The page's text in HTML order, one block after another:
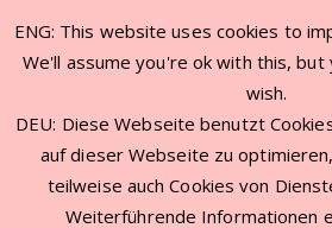
ENG: This website uses cookies to
We'll assume you're ok with this,
wish.
DEU: Diese Webseite benutzt
auf dieser Webseite zu
teilweise auch Cookies von
Weiterführende Informationen